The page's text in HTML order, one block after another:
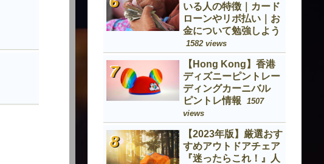
いる人の特徴｜カード
ローンやリボ払い｜お
金について勉強しよう
1582 views
【Hong Kong】香港
ディズニーピントレー
ディングカーニバル
ピントレ情報
1507
views
【2023年版】厳選おす
すめアウトドアチェア
『迷ったらこれ！』人